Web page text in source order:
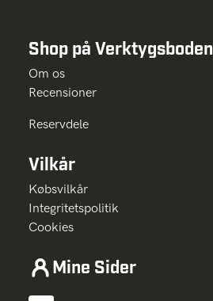
Shop på Verktygsboden
Om os
Recensioner
Reservdele
Vilkår
Købsvilkår
Integritetspolitik
Cookies
Mine Sider